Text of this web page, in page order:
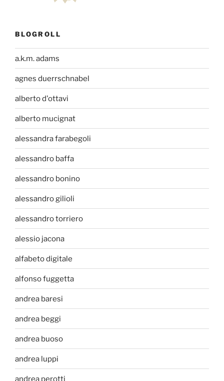
BLOGROLL
a.k.m. adams
agnes duerrschnabel
alberto d'ottavi
alberto mucignat
alessandra farabegoli
alessandro baffa
alessandro bonino
alessandro gilioli
alessandro torriero
alessio jacona
alfabeto digitale
alfonso fuggetta
andrea baresi
andrea beggi
andrea buoso
andrea luppi
andrea perotti